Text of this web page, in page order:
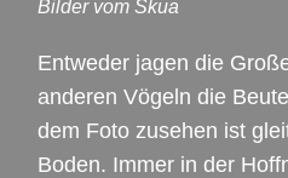
Bilder vom Skua
Entweder jagen die
anderen Vögeln die
dem Foto zusehen ist
Boden. Immer in der